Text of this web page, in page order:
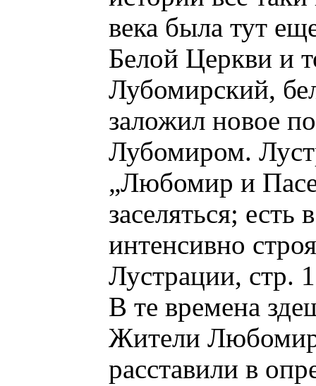
века была тут
Белой Церкви и
Лубомирский,
заложил новое
Лубомиром.
„Любомир и
заселяться;
интенсивно
Лустрации, стр.
В те времена
Жители
расставили в